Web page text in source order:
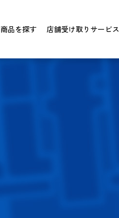
商品を探す 店舗受け取りサービス